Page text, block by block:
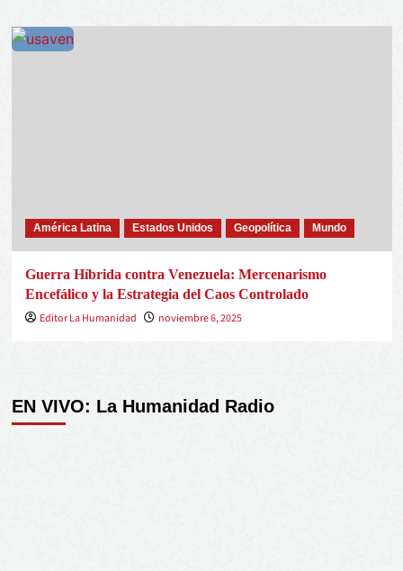
América Latina Estados Unidos Geopolítica Mundo
Guerra Híbrida contra Venezuela: Mercenarismo
Encefálico y la Estrategia del Caos Controlado
Editor La Humanidad
noviembre 6, 2025
EN VIVO: La Humanidad Radio